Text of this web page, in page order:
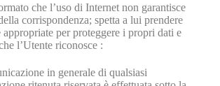
che l’uso di Internet non garantisce
corrispondenza; spetta a lui prendere
appropriate per proteggere i propri dati e
l’Utente riconosce :
in generale di qualsiasi